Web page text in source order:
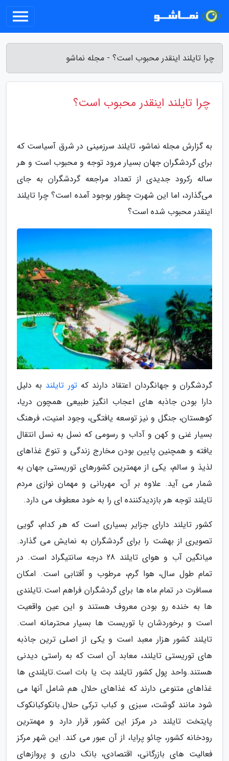
چرا تایلند اینقدر محبوب است؟ - مجله نماشو
چرا تایلند اینقدر محبوب است؟
به گزارش مجله نماشو، تایلند سرزمینی در شرق آسیاست که
برای گردشگران جهان بسیار مرود توجه و محبوب است و هر
ساله رکرود جدیدی از تعداد مراجعه گردشگران به جای
می‌گذارد، اما این شهرت چطور بوجود آمده است؟ چرا تایلند
اینقدر محبوب شده است؟
گردشگران و جهانگردان اعتقاد دارند کهتور تایلند به دلیل
دارا بودن جاذبه های اعجاب انگیز طبیعی همچون دریا،
کوهستان، جنگل و نیز توسعه یافتگی، وجود امنیت، فرهنگ
بسیار غنی و کهن و آداب و رسومی که نسل به نسل انتقال
یافته و همچنین پایین بودن مخارج زندگی و تنوع غذاهای
لذیذ و سالم، یکی از مهمترین کشورهای توریستی جهان به
شمار می آید. علاوه بر آن، مهربانی و مهمان نوازی مردم
تایلند توجه هر بازدیدکننده ای را به خود معطوف می دارد.
کشور تایلند دارای جزایر بسیاری است که هر کدام، گویی
تصویری از بهشت را برای گردشگران به نمایش می گذارد.
میانگین آب و هوای تایلند 28 درجه سانتیگراد است. در
تمام طول سال، هوا گرم، مرطوب و آفتابی است. امکان
مسافرت در تمام ماه ها برای گردشگران فراهم است.تایلندی
ها به خنده رو بودن معروف هستند و این عین واقعیت
است و برخوردشان با توریست ها بسیار محترمانه است.
تایلند کشور هزار معبد است و یکی از اصلی ترین جاذبه
های توریستی تایلند، معابد آن است که به راستی دیدنی
هستند.واحد پول کشور تایلند بت یا بات است.تایلندی ها
غذاهای متنوعی دارند که غذاهای حلال هم شامل آنها می
شود مانند گوشت، سبزی و کباب ترکی حلال.بانکوکبانکوک
پایتخت تایلند در مرکز این کشور قرار دارد و مهمترین
رودخانه کشور، چائو پرایا، از آن عبور می کند. این شهر مرکز
فعالیت های بازرگانی، اقتصادی، بانک داری و پروازهای